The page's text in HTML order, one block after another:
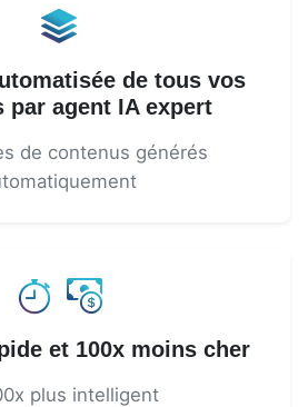
de tous vos
par agent IA expert
de contenus générés
et 100x moins cher
plus intelligent